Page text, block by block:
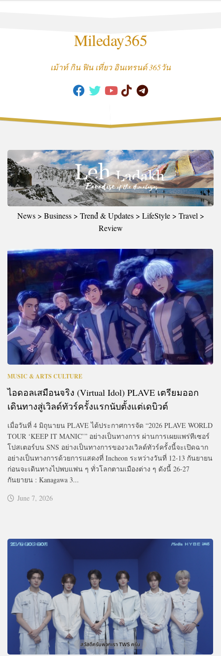
Mileday365
เม้าท์ กิน ฟิน เที่ยว อินเทรนด์ 365วัน
News > Business > Trendํ & Updates > LifeStyle > Travel >
Review
MUSIC & ARTS CULTURE
ไอดอลเสมือนจริง (Virtual Idol) PLAVE เตรียมออก
เดินทางสู่เวิลด์ทัวร์ครั้งแรกนับตั้งแต่เดบิวต์
เมื่อวันที่ 4 มิถุนายน PLAVE ได้ประกาศการจัด “2026 PLAVE WORLD
TOUR ‘KEEP IT MANIC’” อย่างเป็นทางการ ผ่านการเผยแพร่ทีเซอร์
โปสเตอร์บน SNS อย่างเป็นทางการของวงเวิลด์ทัวร์ครั้งนี้จะเปิดฉาก
อย่างเป็นทางการด้วยการแสดงที่ Incheon ระหว่างวันที่ 12-13 กันยายน
ก่อนจะเดินทางไปพบแฟน ๆ ทั่วโลกตามเมืองต่าง ๆ ดังนี้ 26-27
กันยายน : Kanagawa 3...
June 7, 2026